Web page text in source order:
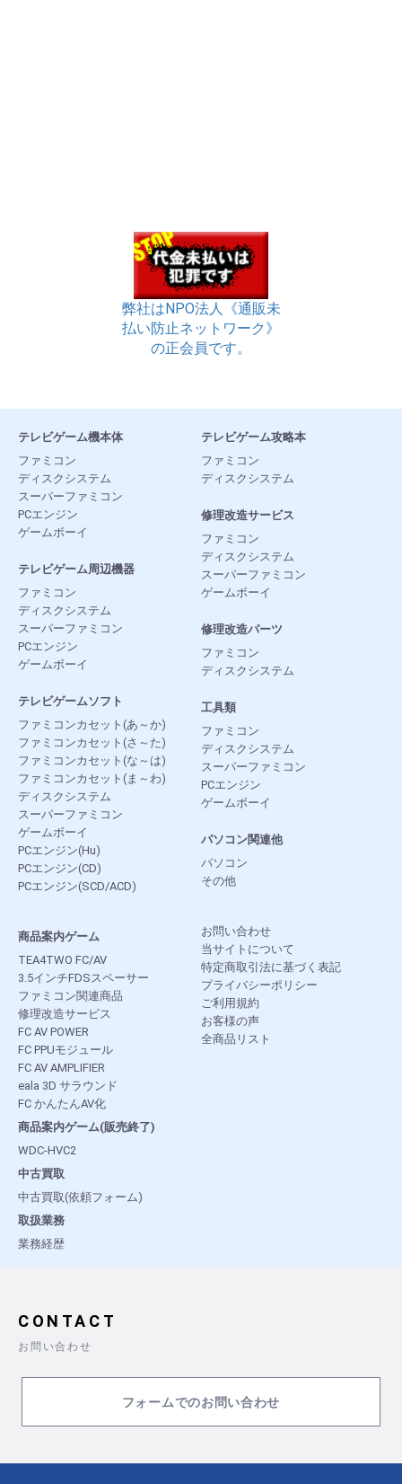
弊社はNPO法人《通販未
払い防止ネットワーク》
の正会員です。
テレビゲーム機本体
ファミコン
ディスクシステム
スーパーファミコン
PCエンジン
ゲームボーイ
テレビゲーム周辺機器
ファミコン
ディスクシステム
スーパーファミコン
PCエンジン
ゲームボーイ
テレビゲームソフト
ファミコンカセット(あ～か)
ファミコンカセット(さ～た)
ファミコンカセット(な～は)
ファミコンカセット(ま～わ)
ディスクシステム
スーパーファミコン
ゲームボーイ
PCエンジン(Hu)
PCエンジン(CD)
PCエンジン(SCD/ACD)
テレビゲーム攻略本
ファミコン
ディスクシステム
修理改造サービス
ファミコン
ディスクシステム
スーパーファミコン
ゲームボーイ
修理改造パーツ
ファミコン
ディスクシステム
工具類
ファミコン
ディスクシステム
スーパーファミコン
PCエンジン
ゲームボーイ
パソコン関連他
パソコン
その他
商品案内ゲーム
TEA4TWO FC/AV
3.5インチFDSスペーサー
ファミコン関連商品
修理改造サービス
FC AV POWER
FC PPUモジュール
FC AV AMPLIFIER
eala 3D サラウンド
FC かんたんAV化
商品案内ゲーム(販売終了)
WDC-HVC2
中古買取
中古買取(依頼フォーム)
取扱業務
業務経歴
お問い合わせ
当サイトについて
特定商取引法に基づく表記
プライバシーポリシー
ご利用規約
お客様の声
全商品リスト
CONTACT
お問い合わせ
フォームでのお問い合わせ